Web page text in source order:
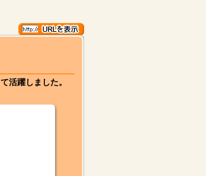
活躍しました。